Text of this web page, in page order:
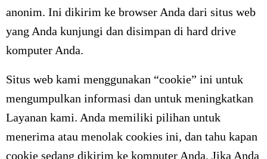
anonim. Ini dikirim ke browser Anda dari situs web
yang Anda kunjungi dan disimpan di hard drive
komputer Anda.
Situs web kami menggunakan “cookie” ini untuk
mengumpulkan informasi dan untuk meningkatkan
Layanan kami. Anda memiliki pilihan untuk
menerima atau menolak cookies ini, dan tahu kapan
cookie sedang dikirim ke komputer Anda. Jika Anda